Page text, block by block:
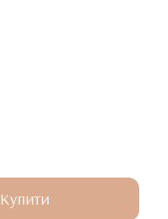
Купити